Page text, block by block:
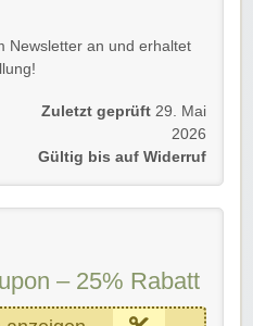
Newsletter an und erhaltet
als erste die neusten
und vieles mehr.
damit!
Zuletzt geprüft 29. Mai
2026
Gültig bis auf Widerruf
– 25% Rabatt